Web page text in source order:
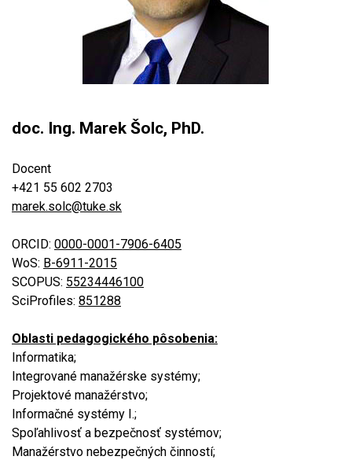
doc. Ing. Marek Šolc, PhD.
Docent
+421 55 602 2703
marek.solc@tuke.sk
ORCID: 0000-0001-7906-6405
WoS: B-6911-2015
SCOPUS: 55234446100
SciProfiles: 851288
Oblasti pedagogického pôsobenia:
Informatika;
Integrované manažérske systémy;
Projektové manažérstvo;
Informačné systémy I.;
Spoľahlivosť a bezpečnosť systémov;
Manažérstvo nebezpečných činností;